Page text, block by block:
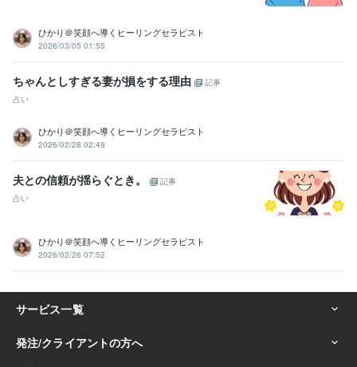
ひかり＠笑顔へ導くヒーリングセラピスト
2026/03/05 01:55
ちゃんとしすぎる妻が損をする理由
記事
占い
ひかり＠笑顔へ導くヒーリングセラピスト
2026/02/28 02:49
夫との信頼が揺らぐとき。
記事
占い
ひかり＠笑顔へ導くヒーリングセラピスト
2026/02/26 07:52